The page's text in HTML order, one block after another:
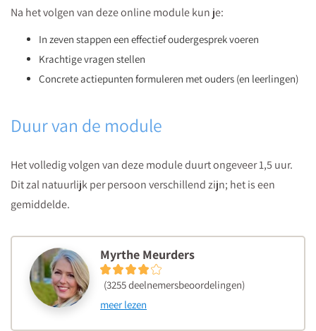
Na het volgen van deze online module kun je:
In zeven stappen een effectief oudergesprek voeren
Krachtige vragen stellen
Concrete actiepunten formuleren met ouders (en leerlingen)
Duur van de module
Het volledig volgen van deze module duurt ongeveer 1,5 uur.
Dit zal natuurlijk per persoon verschillend zijn; het is een
gemiddelde.
Myrthe Meurders
(3255 deelnemersbeoordelingen)
meer lezen